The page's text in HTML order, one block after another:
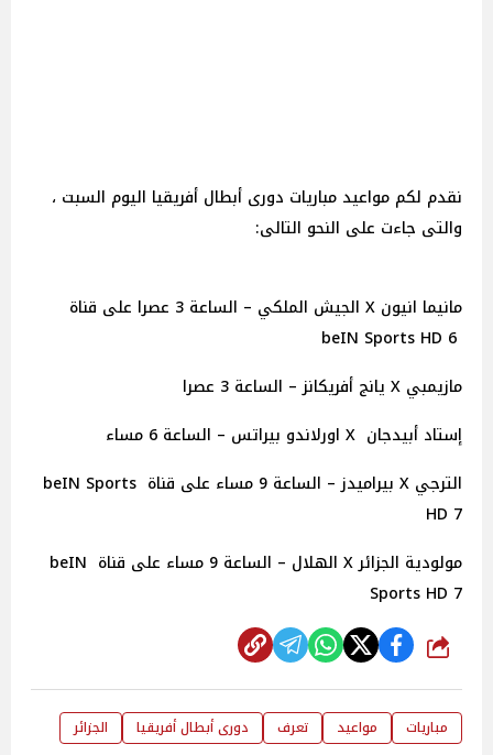
نقدم لكم مواعيد مباريات دورى أبطال أفريقيا اليوم السبت ،
والتى جاءت على النحو التالى:
مانيما انيون X الجيش الملكي – الساعة 3 عصرا على قناة
مازيمبي X يانج أفريكانز – الساعة 3 عصرا
إستاد أبيدجان X اورلاندو بيراتس – الساعة 6 مساء
الترجي X بيراميدز – الساعة 9 مساء على قناة beIN Sports
HD 7
مولودية الجزائر X الهلال – الساعة 9 مساء على قناة beIN
Sports HD 7
شارك
مباريات مواعيد تعرف دورى أبطال أفريقيا الجزائر